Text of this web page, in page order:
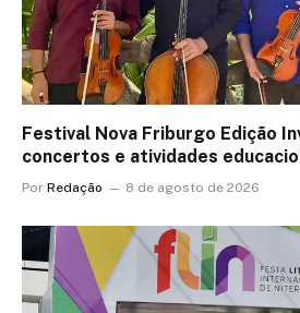
Festival Nova Friburgo Edição
concertos e atividades
Por Redação 8 de agosto de 2026